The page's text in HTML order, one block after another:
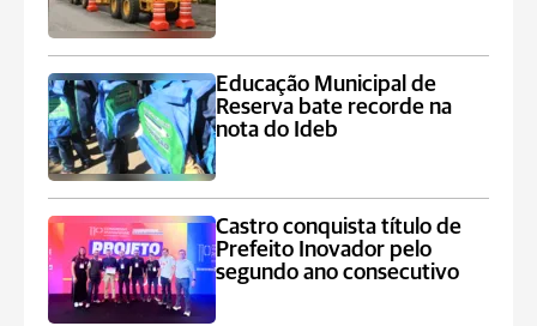
Educação Municipal de
Reserva bate recorde na
nota do Ideb
Castro conquista título de
Prefeito Inovador pelo
segundo ano consecutivo